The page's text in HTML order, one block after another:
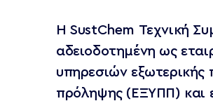
Η SustChem Τεχνική
αδειοδοτημένη ως
υπηρεσιών εξωτερικής
πρόληψης (ΕΞΥΠΠ) και